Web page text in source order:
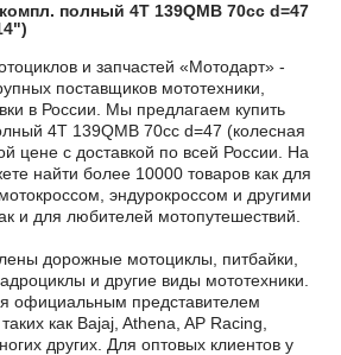
полный 4T 139QMB 70сс d=47
и запчастей «Мотодарт» -
поставщиков мототехники,
в России. Мы предлагаем купить
4T 139QMB 70сс d=47 (колесная
цене с доставкой по всей России. На
найти более 10000 товаров как для
эндурокроссом и другими
и для любителей мотопутешествий.
дорожные мотоциклы, питбайки,
и другие виды мототехники.
официальным представителем
как Bajaj, Athena, AP Racing,
других. Для оптовых клиентов у